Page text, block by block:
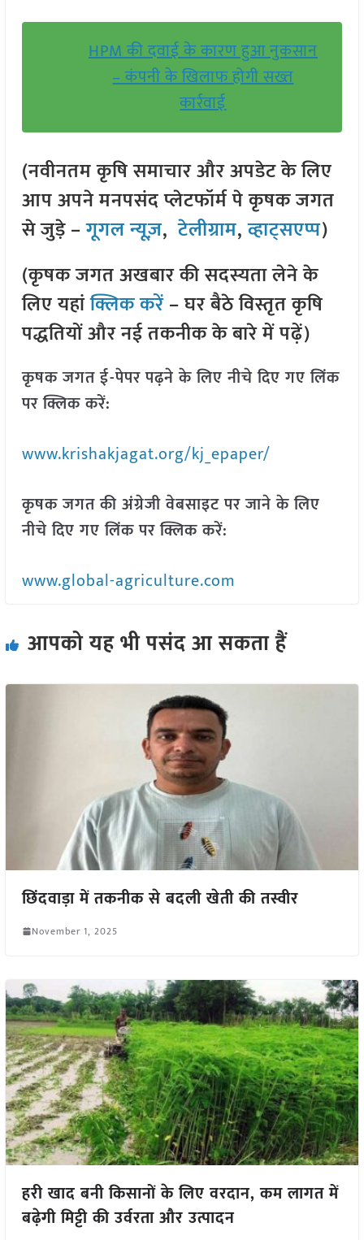
HPM की दवाई के कारण हुआ नुकसान
– कंपनी के खिलाफ होगी सख्त
कार्रवाई
(नवीनतम कृषि समाचार और अपडेट के लिए
आप अपने मनपसंद प्लेटफॉर्म पे कृषक जगत
से जुड़े –गूगल न्यूज़,टेलीग्राम,व्हाट्सएप्प)
(कृषक जगत अखबार की सदस्यता लेने के
लिए यहांक्लिक करें– घर बैठे विस्तृत कृषि
पद्धतियों और नई तकनीक के बारे में पढ़ें)
कृषक जगत ई-पेपर पढ़ने के लिए नीचे दिए गए लिंक
पर क्लिक करें:
www.krishakjagat.org/kj_epaper/
कृषक जगत की अंग्रेजी वेबसाइट पर जाने के लिए
नीचे दिए गए लिंक पर क्लिक करें:
www.global-agriculture.com
आपको यह भी पसंद आ सकता हैं
छिंदवाड़ा में तकनीक से बदली खेती की तस्वीर
November 1, 2025
हरी खाद बनी किसानों के लिए वरदान, कम लागत में
बढ़ेगी मिट्टी की उर्वरता और उत्पादन